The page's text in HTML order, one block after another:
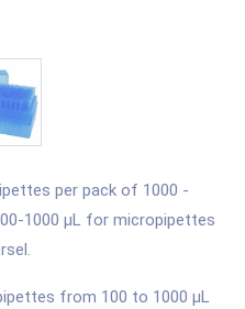
per pack of 1000 -
1000 µL for micropipettes
from 100 to 1000 µL